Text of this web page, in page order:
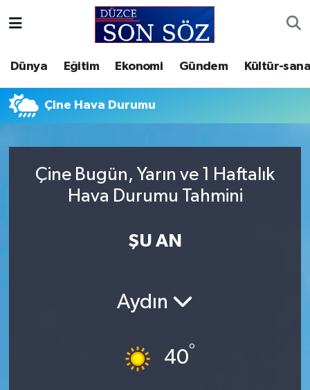
Dünya Eğitim Ekonomi Gündem Kültür-
Çine Hava Durumu
Çine Bugün, Yarın ve 1 Haftalık
Hava Durumu Tahmini
ŞU AN
Aydın
40°
Gizlilik Sözleşmesi
İletişim
Video Galeri
Akçakoca Hava Durumu
Akçakoca Trafik Yoğunluk Haritası
Tüm Manşetler